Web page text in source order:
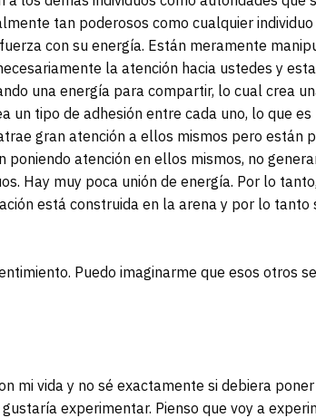
tan poderosos como cualquier
con su energía. Están meramente
la atención hacia ustedes y
una energía para compartir, lo cual crea
un tipo de adhesión entre cada uno, lo que es
gran atención a ellos mismos pero están
atención en ellos mismos, no
Hay muy poca unión de energía. Por lo
está construida en la arena y por lo tanto
Puedo imaginarme que esos otros
mi vida y no sé exactamente si debiera
experimentar. Pienso que voy a